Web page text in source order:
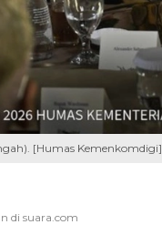
[Humas Kemenkomdigi]